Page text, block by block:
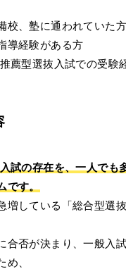
校、塾に通われていた方
導経験がある方
薦型選抜入試での受験
試の存在を、一人でも
です。
増している「総合型選
合否が決まり、一般入
め、